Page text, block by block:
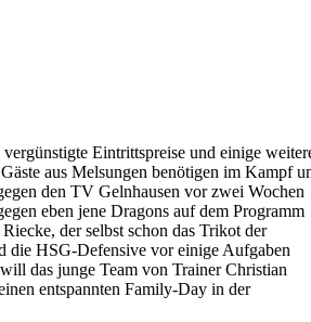
Eintrittspreise und einige
aus Melsungen benötigen im Kampf
den TV Gelnhausen vor zwei Wochen
eben jene Dragons auf dem Programm
der selbst schon das Trikot der
die HSG-Defensive vor einige Aufgaben
das junge Team von Trainer Christian
entspannten Family-Day in der